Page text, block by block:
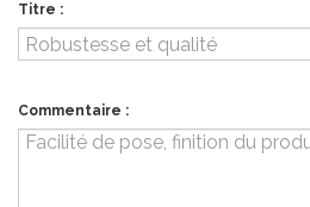
Titre :
Commentaire :